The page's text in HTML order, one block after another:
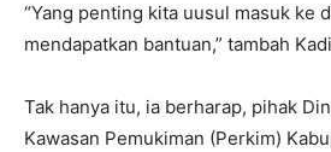
“Yang penting kita uusul masuk ke
mendapatkan bantuan,” tambah
Tak hanya itu, ia berharap, pihak
Kawasan Pemukiman (Perkim)